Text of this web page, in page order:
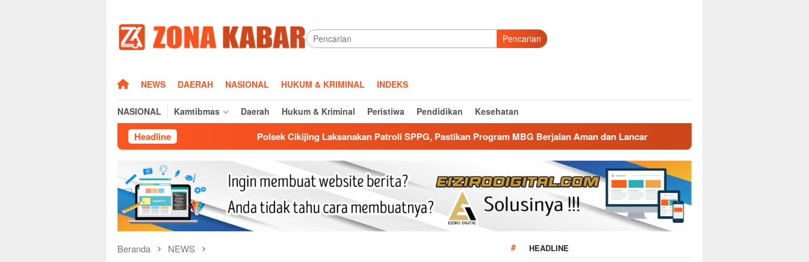
konten
Pencarian
HOMENEWS DAERAH NASIONAL HUKUM & KRIMINAL INDEKS
NASIONAL Kamtibmas Daerah Hukum & Kriminal Peristiwa Pendidikan Kesehatan
HeadlinePolsek Cikijing Laksanakan Patroli SPPG, Pastikan Program MBG Berjalan Aman dan Lancar Gatur Lalin Pagi Polsek Malausma, Wujud
Beranda NEWS
HEADLINE